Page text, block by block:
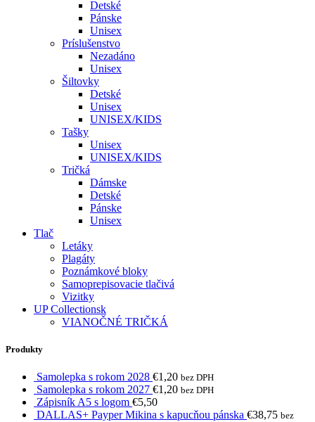
Detské
Pánske
Unisex
Príslušenstvo
Nezadáno
Unisex
Šiltovky
Detské
Unisex
UNISEX/KIDS
Tašky
Unisex
UNISEX/KIDS
Tričká
Dámske
Detské
Pánske
Unisex
Tlač
Letáky
Plagáty
Poznámkové bloky
Samoprepisovacie tlačivá
Vizitky
UP Collectionsk
VIANOČNÉ TRIČKÁ
Produkty
Samolepka s rokom 2028 €1,20 bez DPH
Samolepka s rokom 2027 €1,20 bez DPH
Zápisník A5 s logom €5,50
DALLAS+ Payper Mikina s kapucňou pánska €38,75 bez